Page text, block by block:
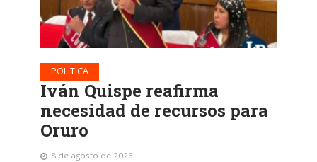
POLÍTICA
Iván Quispe reafirma
necesidad de recursos para
Oruro
8 de agosto de 2026